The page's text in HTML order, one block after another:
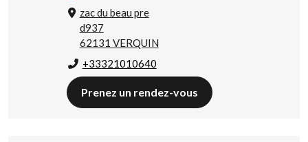
zac du beau pre
d937
62131 VERQUIN
+33321010640
Prenez un rendez-vous